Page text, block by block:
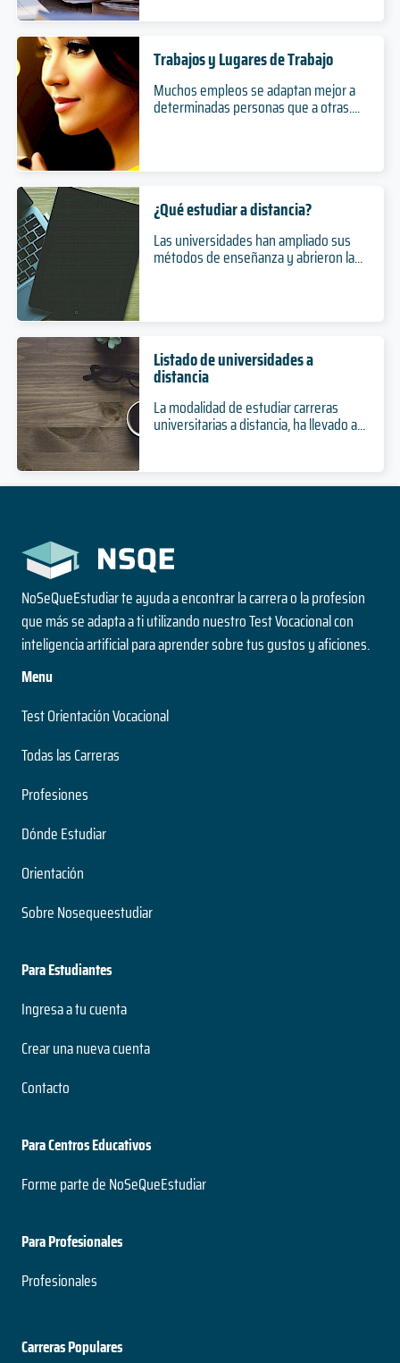
Trabajos y Lugares de Trabajo
Muchos empleos se adaptan mejor a
determinadas personas que a otras....
¿Qué estudiar a distancia?
Las universidades han ampliado sus
métodos de enseñanza y abrieron la...
Listado de universidades a
distancia
La modalidad de estudiar carreras
universitarias a distancia, ha llevado a...
NoSeQueEstudiar te ayuda a encontrar la carrera o la profesion
que más se adapta a ti utilizando nuestro Test Vocacional con
inteligencia artificial para aprender sobre tus gustos y aficiones.
Menu
Test Orientación Vocacional
Todas las Carreras
Profesiones
Dónde Estudiar
Orientación
Sobre Nosequeestudiar
Para Estudiantes
Ingresa a tu cuenta
Crear una nueva cuenta
Contacto
Para Centros Educativos
Forme parte de NoSeQueEstudiar
Para Profesionales
Profesionales
Carreras Populares